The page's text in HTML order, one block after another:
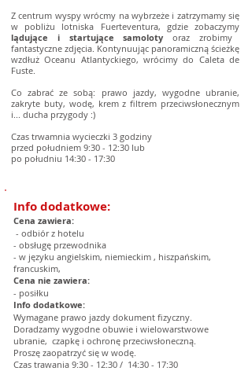
Z centrum wyspy wrócmy na wybrzeże i zatrzymamy się
w pobliżu lotniska Fuerteventura, gdzie zobaczymy
lądujące i startujące samoloty oraz zrobimy
fantastyczne zdjęcia. Kontynuując panoramiczną ścieżkę
wzdłuż Oceanu Atlantyckiego, wrócimy do Caleta de
Fuste.
Co zabrać ze sobą: prawo jazdy, wygodne ubranie,
zakryte buty, wodę, krem z filtrem przeciwsłonecznym
i... ducha przygody :)
Czas trwamnia wycieczki 3 godziny
przed południem 9:30 - 12:30 lub
po południu 14:30 - 17:30
Info dodatkowe:
Cena zawiera:
- odbiór z hotelu
- obsługę przewodnika
- w języku angielskim, niemieckim , hiszpańskim,
francuskim,
Cena nie zawiera:
- posiłku
Info dodatkowe:
Wymagane prawo jazdy dokument fizyczny.
Doradzamy wygodne obuwie i wielowarstwowe
ubranie, czapkę i ochronę przeciwsłoneczną.
Proszę zaopatrzyć się w wodę.
Czas trawania 9:30 - 12:30 / 14:30 - 17:30